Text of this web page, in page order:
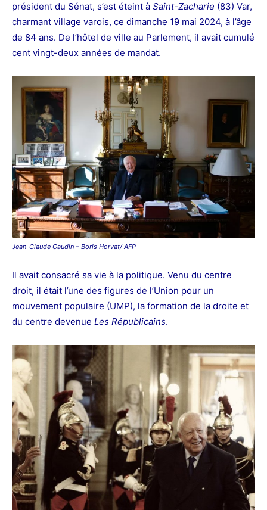
président du Sénat, s’est éteint à Saint-Zacharie (83) Var,
charmant village varois, ce dimanche 19 mai 2024, à l’âge
de 84 ans. De l’hôtel de ville au Parlement, il avait cumulé
cent vingt-deux années de mandat.
Jean-Claude Gaudin – Boris Horvat/ AFP
Il avait consacré sa vie à la politique. Venu du centre
droit, il était l’une des figures de l’Union pour un
mouvement populaire (UMP), la formation de la droite et
du centre devenue Les Républicains.